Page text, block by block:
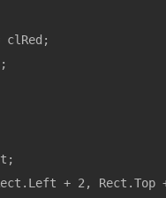
clRed;
+ 2, Rect.Top